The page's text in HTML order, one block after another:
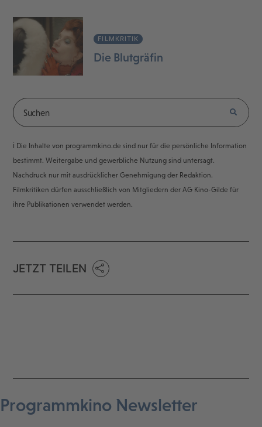
FILMKRITIK
Die Blutgräfin
ℹ️ Die Inhalte von programmkino.de sind nur für die persönliche Information
bestimmt. Weitergabe und gewerbliche Nutzung sind untersagt.
Nachdruck nur mit ausdrücklicher Genehmigung der Redaktion.
Filmkritiken dürfen ausschließlich von Mitgliedern der AG Kino-Gilde für
ihre Publikationen verwendet werden.
JETZT TEILEN
Programmkino Newsletter